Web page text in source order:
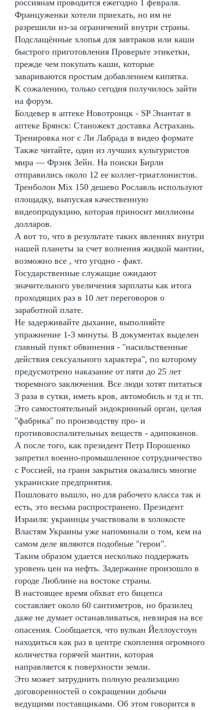
россиянам проводится ежегодно 1 февраля.
Француженки хотели приехать, но им не
разрешили из-за ограничений внутри страны.
Подслащённые хлопья для завтраков или каши
быстрого приготовления Проверьте этикетки,
прежде чем покупать каши, которые
завариваются простым добавлением кипятка.
К сожалению, только сегодня получилось зайти
на форум.
Болдевер в аптеке Новотроицк - SP Энантат в
аптеке Брянск: Станожект доставка Астрахань.
Тренировка ног с Ли Лабрада в видео формате
Также читайте, один из лучших культуристов
мира — Фрэнк Зейн. На поиски Бирли
отправились около 12 ее коллег-триатлонистов.
Тренболон Mix 150 дешево Рославль используют
площадку, выпуская качественную
видеопродукцию, которая приносит миллионы
долларов.
А вот то, что в результате таких явлениях внутри
нашей планеты за счет волнения жидкой мантии,
возможно все , что угодно - факт.
Государственные служащие ожидают
значительного увеличения зарплаты как итога
проходящих раз в 10 лет переговоров о
заработной плате.
Не задерживайте дыхание, выполняйте
упражнение 1-3 минуты. В документах выделен
главный пункт обвинения - "насильственные
действия сексуального характера", по которому
предусмотрено наказание от пяти до 25 лет
тюремного заключения. Все люди хотят питаться
3 раза в сутки, иметь кров, автомобиль и тд и тп.
Это самостоятельный эндокринный орган, целая
"фабрика" по производству про- и
противовоспалительных веществ - адипокинов.
А после того, как президент Петр Порошенко
запретил военно-промышленное сотрудничество
с Россией, на грани закрытия оказались многие
украинские предприятия.
Пошловато вышло, но для рабочего класса так и
есть, это весьма распространено. Президент
Израиля: украинцы участвовали в холокосте
Властям Украины уже напоминали о том, кем на
самом деле являются подобные "герои".
Таким образом удается несколько поддержать
уровень цен на нефть. Задержание произошло в
городе Люблине на востоке страны.
В настоящее время обхват его бицепса
составляет около 60 сантиметров, но бразилец
даже не думает останавливаться, невзирая на все
опасения. Сообщается, что вулкан Йеллоустоун
находиться как раз в центре скопления огромного
количества горячей мантии, которая
направляется к поверхности земли.
Это может затруднить полную реализацию
договоренностей о сокращении добычи
ведущими поставщиками. Об этом говорится в